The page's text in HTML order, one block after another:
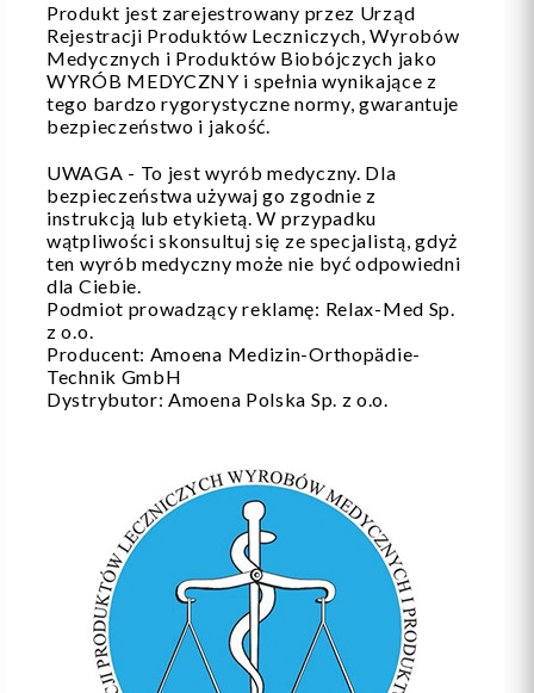
Produkt jest zarejestrowany przez Urząd
Rejestracji Produktów Leczniczych, Wyrobów
Medycznych i Produktów Biobójczych jako
WYRÓB MEDYCZNY i spełnia wynikające z
tego bardzo rygorystyczne normy, gwarantuje
bezpieczeństwo i jakość.
UWAGA - To jest wyrób medyczny. Dla
bezpieczeństwa używaj go zgodnie z
instrukcją lub etykietą. W przypadku
wątpliwości skonsultuj się ze specjalistą, gdyż
ten wyrób medyczny może nie być odpowiedni
dla Ciebie.
Podmiot prowadzący reklamę: Relax-Med Sp.
z o.o.
Producent: Amoena Medizin-Orthopädie-
Technik GmbH
Dystrybutor: Amoena Polska Sp. z o.o.